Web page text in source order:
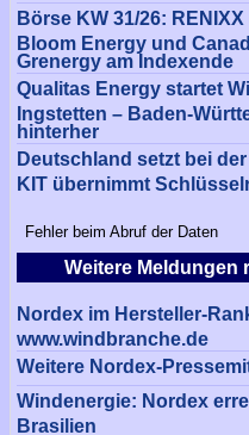
Weitere Meldungen
Nordex im Hersteller-
www.windbranche.de
Weitere Nordex-
Windenergie: Nordex
Brasilien
Börse KW 31/26:
Bloom Energy und
Grenergy am Indexende
Qualitas Energy startet
Ingstetten – Baden-
hinterher
Deutschland setzt bei
KIT übernimmt
Fehler beim Abruf der Daten